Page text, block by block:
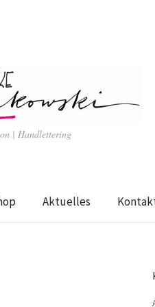
| Handlettering
Aktuelles